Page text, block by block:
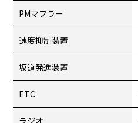
PMマフラー
速度抑制装置
坂道発進装置
ETC